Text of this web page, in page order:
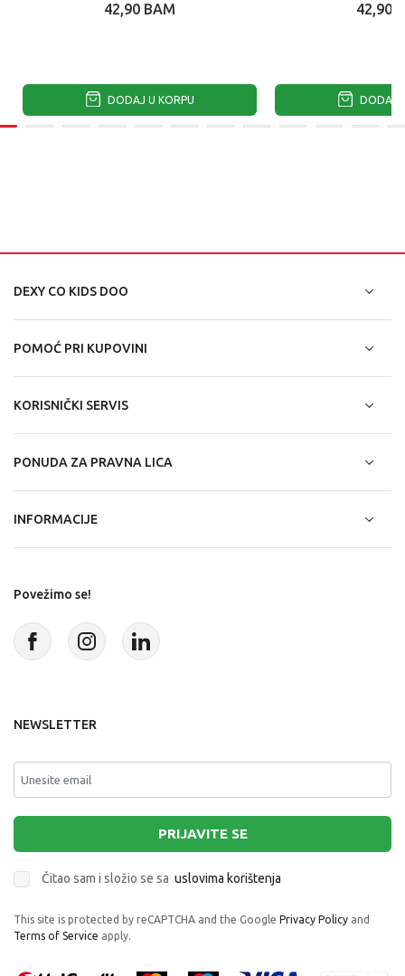
42,90 BAM
DODAJ U KORPU
42,90
DODAJ
DEXY CO KIDS DOO
POMOĆ PRI KUPOVINI
KORISNIČKI SERVIS
PONUDA ZA PRAVNA LICA
INFORMACIJE
Povežimo se!
NEWSLETTER
PRIJAVITE SE
Čitao sam i složio se sa uslovima korištenja
This site is protected by reCAPTCHA and the Google Privacy Policy and
Terms of Service apply.